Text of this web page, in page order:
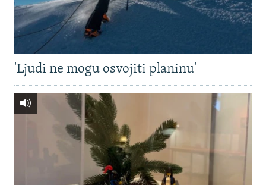
'Ljudi ne mogu osvojiti planinu'